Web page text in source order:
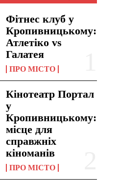
Фітнес клуб у
Кропивницькому:
Атлетіко vs
Галатея
ПРО МІСТО
Кінотеатр Портал
у
Кропивницькому:
місце для
справжніх
кіноманів
ПРО МІСТО